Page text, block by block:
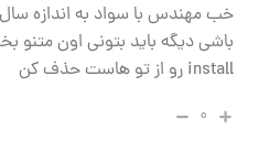
خب مهندس با سواد به اندازه
باشی دیگه باید بتونی اون متنو
install رو از تو هاست حذف کن
۰